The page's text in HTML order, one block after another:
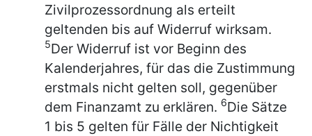
Zivilprozessordnung als erteilt
geltenden bis auf Widerruf wirksam.
5Der Widerruf ist vor Beginn des
Kalenderjahres, für das die Zustimmung
erstmals nicht gelten soll, gegenüber
dem Finanzamt zu erklären. 6Die Sätze
1 bis 5 gelten für Fälle der Nichtigkeit